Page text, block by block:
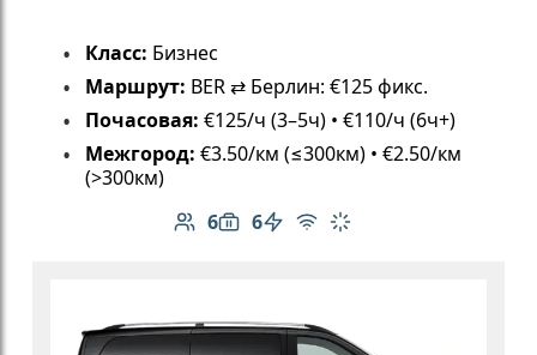
Класс: Бизнес
Маршрут: BER ⇄ Берлин: €125 фикс.
Почасовая: €125/ч (3–5ч) • €110/ч (6ч+)
Межгород: €3.50/км (≤300км) • €2.50/км
(>300км)
6
Количество пассажиров: 6
6
Вместимость багажа: 6
Электромобиль
Бесплатный Wi-Fi
Климат-контроль